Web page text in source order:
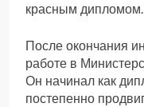
красным дипломом.
После окончания
работе в
Он начинал как
постепенно